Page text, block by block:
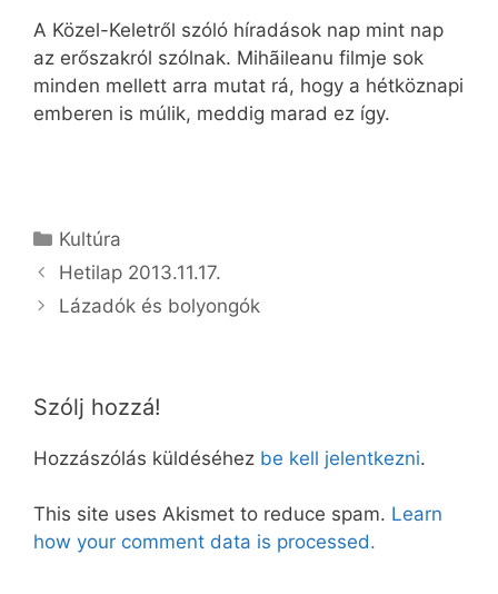
A Közel-Keletről szóló híradások nap mint nap
az erőszakról szólnak. Mihãileanu filmje sok
minden mellett arra mutat rá, hogy a hétköznapi
emberen is múlik, meddig marad ez így.
Kategória
Kultúra
Hetilap 2013.11.17.
Lázadók és bolyongók
Szólj hozzá!
Hozzászólás küldéséhez be kell jelentkezni.
This site uses Akismet to reduce spam. Learn
how your comment data is processed.